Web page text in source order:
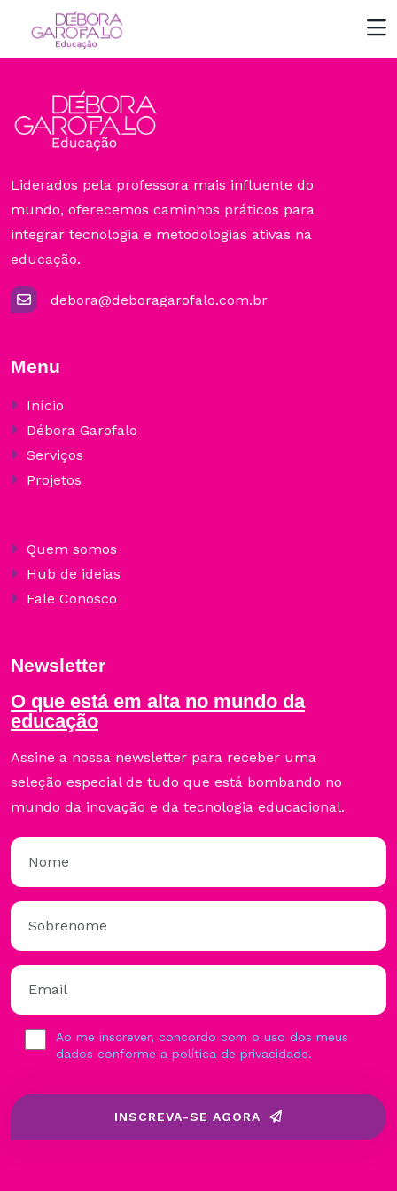
Liderados pela professora mais influente do
mundo, oferecemos caminhos práticos para
integrar tecnologia e metodologias ativas na
educação.
debora@deboragarofalo.com.br
Menu
Início
Débora Garofalo
Serviços
Projetos
Quem somos
Hub de ideias
Fale Conosco
Newsletter
O que está em alta no mundo da
educação
Assine a nossa newsletter para receber uma
seleção especial de tudo que está bombando no
mundo da inovação e da tecnologia educacional.
Ao me inscrever, concordo com o uso dos meus
dados conforme a política de privacidade.
INSCREVA-SE AGORA